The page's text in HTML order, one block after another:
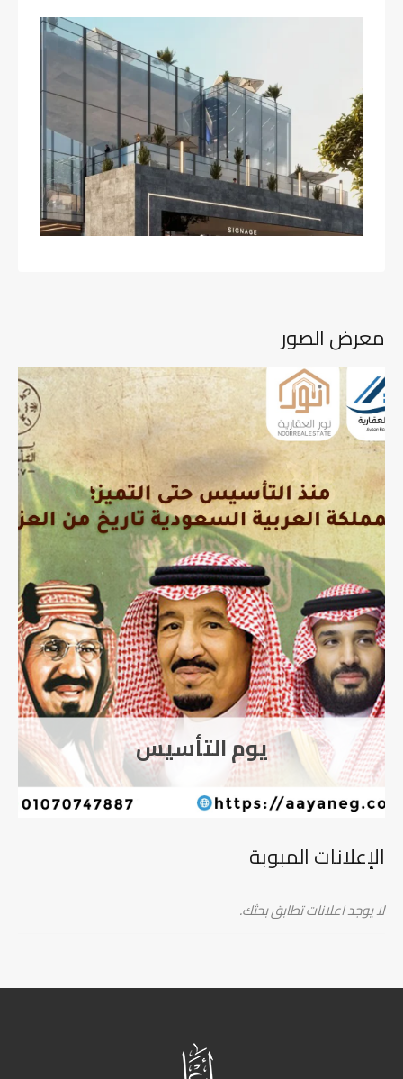
معرض الصور
اورينتيشن شركة RIO
Development
الإعلانات المبوبة
لا يوجد اعلانات تطابق بحثك.